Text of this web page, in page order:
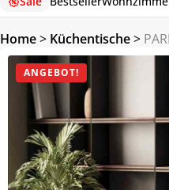
Home> Küchentische>
ANGEBOT!